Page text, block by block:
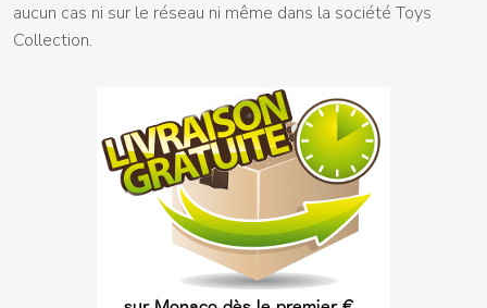
aucun cas ni sur le réseau ni même dans la société Toys
Collection.